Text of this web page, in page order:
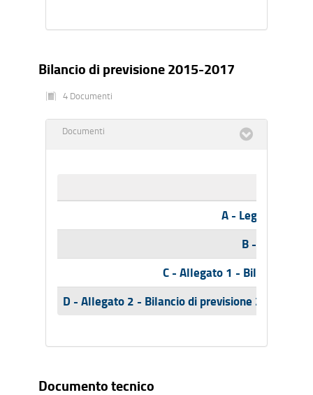
Bilancio di previsione 2015-2017
4 Documenti
Documenti
A - Legge
B - Tabelle
C - Allegato 1 - Bilancio
D - Allegato 2 - Bilancio di previsione 2015-
Documento tecnico